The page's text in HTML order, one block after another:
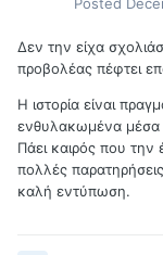
Δεν την είχα
προβολέας πέφτει
Η ιστορία είναι
ενθυλακωμένα μέσα
Πάει καιρός που
πολλές
καλή εντύπωση.